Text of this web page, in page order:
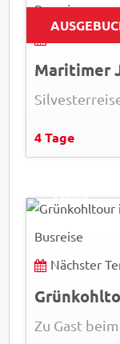
Busreise
Nächster
4 Tage
Busreise
Nächster
Zu Gast